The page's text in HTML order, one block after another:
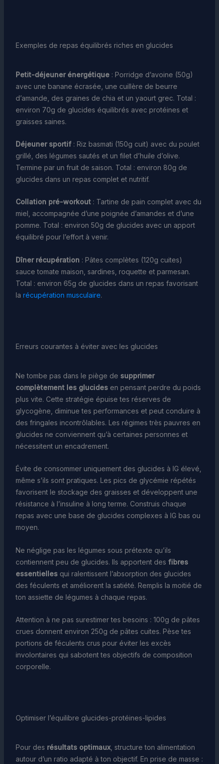
Exemples de repas équilibrés riches en glucides
Petit-déjeuner énergétique: Porridge d’avoine (50g)
avec une banane écrasée, une cuillère de beurre
d’amande, des graines de chia et un yaourt grec. Total :
environ 70g de glucides équilibrés avec protéines et
graisses saines.
Déjeuner sportif: Riz basmati (150g cuit) avec du poulet
grillé, des légumes sautés et un filet d’huile d’olive.
Termine par un fruit de saison. Total : environ 80g de
glucides dans un repas complet et nutritif.
Collation pré-workout: Tartine de pain complet avec du
miel, accompagnée d’une poignée d’amandes et d’une
pomme. Total : environ 50g de glucides avec un apport
équilibré pour l’effort à venir.
Dîner récupération : Pâtes complètes (120g cuites)
sauce tomate maison, sardines, roquette et parmesan.
Total : environ 65g de glucides dans un repas favorisant
la récupération musculaire.
Erreurs courantes à éviter avec les glucides
Ne tombe pas dans le piège de supprimer
complètement les glucidesen pensant perdre du poids
plus vite. Cette stratégie épuise tes réserves de
glycogène, diminue tes performances et peut conduire à
des fringales incontrôlables. Les régimes très pauvres en
glucides ne conviennent qu’à certaines personnes et
nécessitent un encadrement.
Évite de consommer uniquement des glucides à IG élevé,
même s’ils sont pratiques. Les pics de glycémie répétés
favorisent le stockage des graisses et développent une
résistance à l’insuline à long terme. Construis chaque
repas avec une base de glucides complexes à IG bas ou
moyen.
Ne néglige pas les légumes sous prétexte qu’ils
contiennent peu de glucides. Ils apportent des fibres
essentiellesqui ralentissent l’absorption des glucides
des féculents et améliorent la satiété. Remplis la moitié de
ton assiette de légumes à chaque repas.
Attention à ne pas surestimer tes besoins : 100g de pâtes
crues donnent environ 250g de pâtes cuites. Pèse tes
portions de féculents crus pour éviter les excès
involontaires qui sabotent tes objectifs de composition
corporelle.
Optimiser l’équilibre glucides-protéines-lipides
Pour des résultats optimaux, structure ton alimentation
autour d’un ratio adapté à ton objectif. En prise de masse :